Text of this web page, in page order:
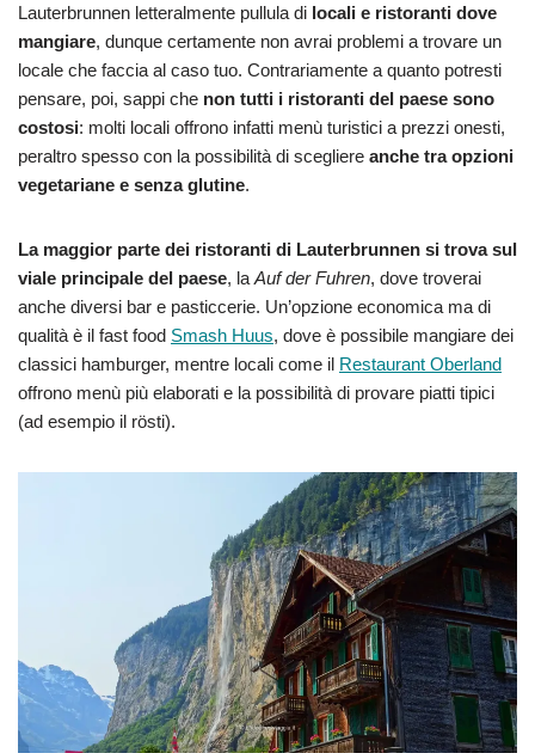
Lauterbrunnen letteralmente pullula di locali e ristoranti dove
mangiare, dunque certamente non avrai problemi a trovare un
locale che faccia al caso tuo. Contrariamente a quanto potresti
pensare, poi, sappi che non tutti i ristoranti del paese sono
costosi: molti locali offrono infatti menù turistici a prezzi onesti,
peraltro spesso con la possibilità di scegliere anche tra opzioni
vegetariane e senza glutine.
La maggior parte dei ristoranti di Lauterbrunnen si trova sul
viale principale del paese, la Auf der Fuhren, dove troverai
anche diversi bar e pasticcerie. Un’opzione economica ma di
qualità è il fast food Smash Huus, dove è possibile mangiare dei
classici hamburger, mentre locali come il Restaurant Oberland
offrono menù più elaborati e la possibilità di provare piatti tipici
(ad esempio il rösti).